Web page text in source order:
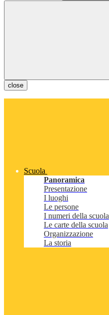
close
Scuola
Panoramica
Presentazione
I luoghi
Le persone
I numeri della scuola
Le carte della scuola
Organizzazione
La storia